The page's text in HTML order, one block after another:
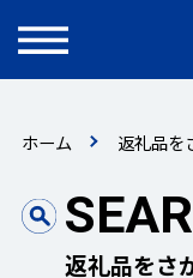
ホーム 返礼品を
返礼品をさ